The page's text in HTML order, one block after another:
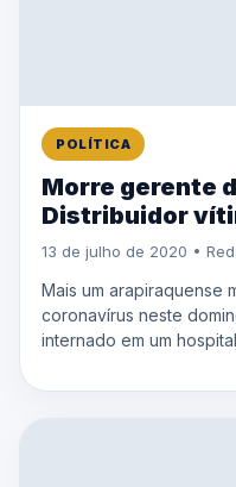
POLÍTICA
Morre gerente
Distribuidor
13 de julho de 2020 •
Mais um arapiraquense
coronavírus neste
internado em um